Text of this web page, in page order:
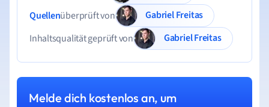
Quellenüberprüft von
Gabriel Freitas
Inhaltsqualität geprüft von
Gabriel Freitas
Melde dich kostenlos an, um